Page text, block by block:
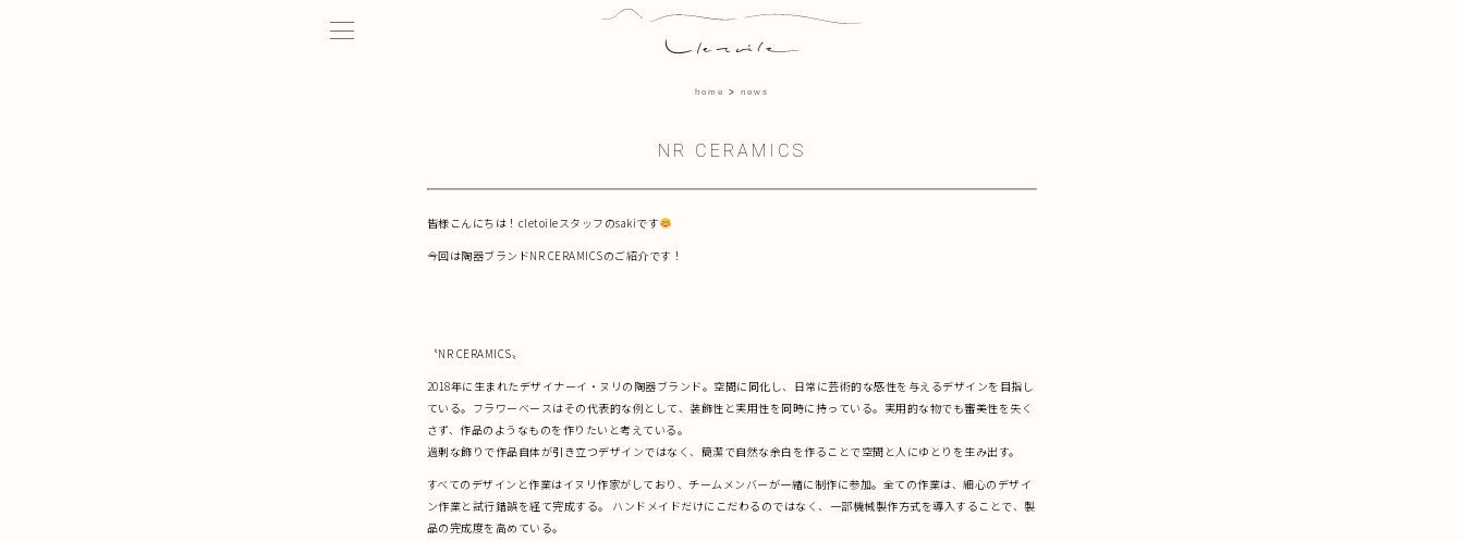
home news
NR CERAMICS
皆様こんにちは！cletoileスタッフのsakiです
今回は陶器ブランドNR CERAMICSのご紹介です！
〝NR CERAMICS〟
2018年に生まれたデザイナーイ・ヌリの陶器ブランド。空間に同化し、日常に芸術的な感性を与えるデザインを目指し
ている。フラワーベースはその代表的な例として、装飾性と実用性を同時に持っている。実用的な物でも審美性を失く
さず、作品のようなものを作りたいと考えている。
過剰な飾りで作品自体が引き立つデザインではなく、簡潔で自然な余白を作ることで空間と人にゆとりを生み出す。
すべてのデザインと作業はイヌリ作家がしており、チームメンバーが一緒に制作に参加。全ての作業は、細心のデザイ
ン作業と試行錯誤を経て完成する。 ハンドメイドだけにこだわるのではなく、一部機械製作方式を導入することで、製
品の完成度を高めている。